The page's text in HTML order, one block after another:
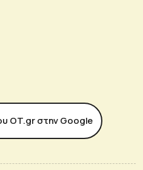
ΟΤ.gr στην Google